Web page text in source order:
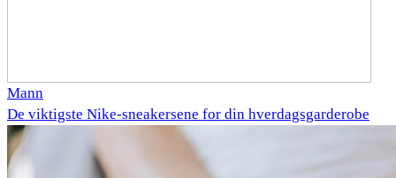
Mann
De viktigste Nike-sneakersene for din hverdagsgarderobe